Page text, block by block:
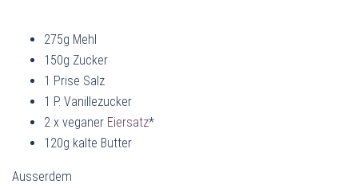
275g Mehl
150g Zucker
1 Prise Salz
1 P. Vanillezucker
2 x veganer Eiersatz*
120g kalte Butter
Ausserdem